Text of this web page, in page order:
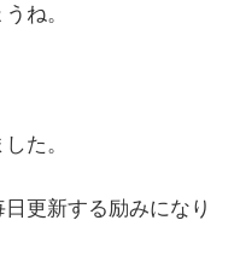
ね。
た。
更新する励みになり